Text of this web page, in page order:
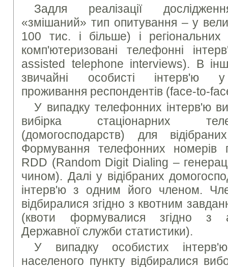
Задля реалізації
«змішаний» тип опитування – у
100 тис. і більше) і
комп'ютеризовані телефонні
assisted telephone interviews). В
звичайні особисті інтерв'ю у
проживання респондентів (face-to-
У випадку телефонних інтерв'ю
вибірка стаціонарних
(домогосподарств) для
Формування телефонних номерів
RDD (Random Digit Dialing –
чином). Далі у відібраних
інтерв'ю з одним його членом.
відбиралися згідно з квотним
(квоти формувалися згідно з
Державної служби статистики).
У випадку особистих
населеного пункту відбиралися